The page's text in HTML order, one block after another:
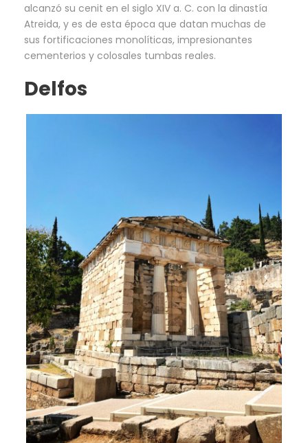
alcanzó su cenit en el siglo XIV a. C. con la dinastía
Atreida, y es de esta época que datan muchas de
sus fortificaciones monolíticas, impresionantes
cementerios y colosales tumbas reales.
Delfos